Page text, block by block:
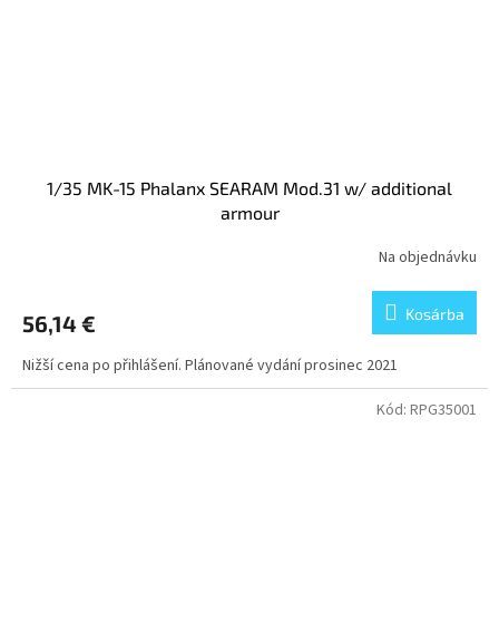
1/35 MK-15 Phalanx SEARAM Mod.31 w/ additional
armour
Na objednávku
56,14 € Kosárba
Nižší cena po přihlášení. Plánované vydání prosinec 2021
Kód: RPG35001